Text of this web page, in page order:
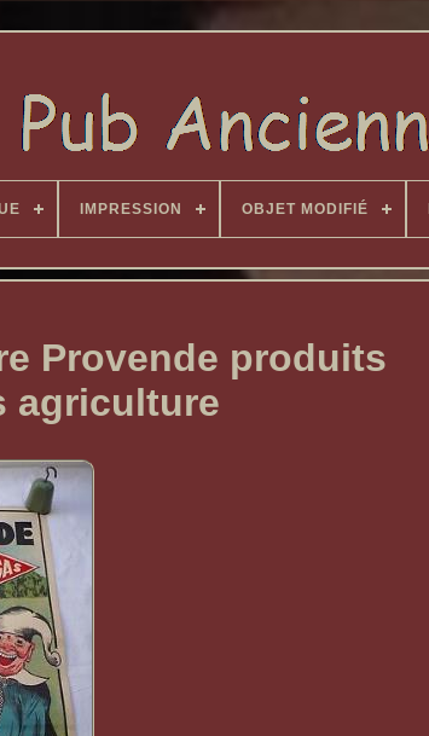
IMPRESSION OBJET MODIFIÉ
Provende produits
agriculture